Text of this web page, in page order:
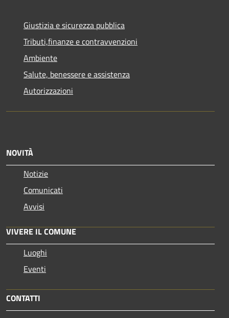
Giustizia e sicurezza pubblica
Tributi,finanze e contravvenzioni
Ambiente
Salute, benessere e assistenza
Autorizzazioni
NOVITÀ
Notizie
Comunicati
Avvisi
VIVERE IL COMUNE
Luoghi
Eventi
CONTATTI